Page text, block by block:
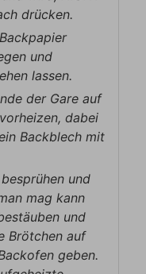
drücken.
und
lassen.
der Gare auf
dabei
Backblech mit
und
mag kann
und
Brötchen auf
geben.